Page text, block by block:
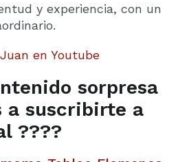
y experiencia, con un
en Youtube
sorpresa
a suscribirte a
????